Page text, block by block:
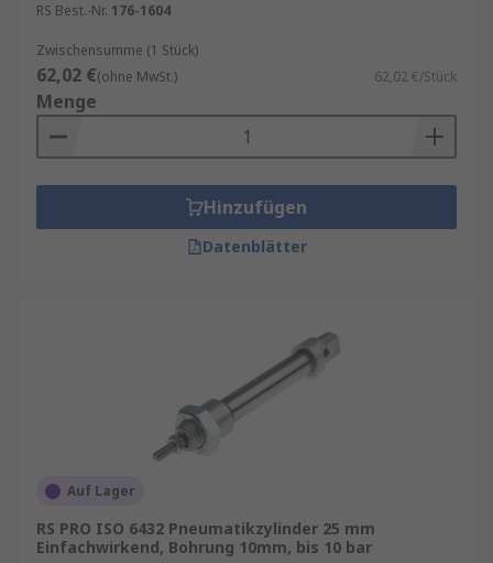
RS Best.-Nr. 176-1604
Zwischensumme (1 Stück)
62,02 €(ohne MwSt.) 62,02 €/Stück
Menge
Hinzufügen
Datenblätter
Auf Lager
RS PRO ISO 6432 Pneumatikzylinder 25 mm
Einfachwirkend, Bohrung 10mm, bis 10 bar